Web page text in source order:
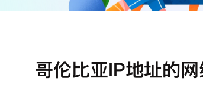
哥伦比亚IP地址的